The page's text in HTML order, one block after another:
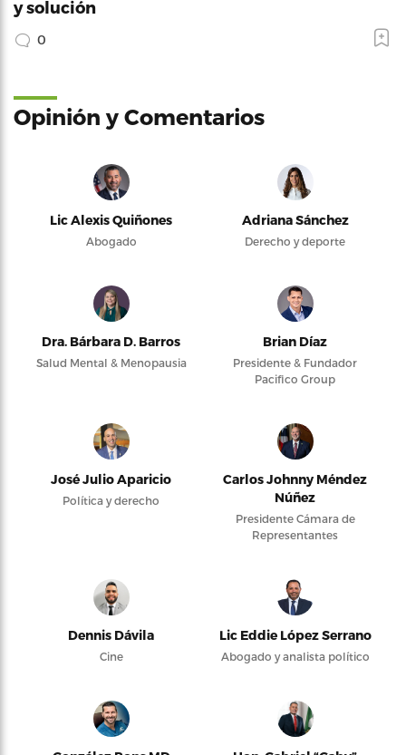
y solución
0
Opinión y Comentarios
Lic Alexis Quiñones
Abogado
Adriana Sánchez
Derecho y deporte
Dra. Bárbara D. Barros
Salud Mental & Menopausia
Brian Díaz
Presidente & Fundador
Pacifico Group
José Julio Aparicio
Política y derecho
Carlos Johnny Méndez
Núñez
Presidente Cámara de
Representantes
Dennis Dávila
Cine
Lic Eddie López Serrano
Abogado y analista político